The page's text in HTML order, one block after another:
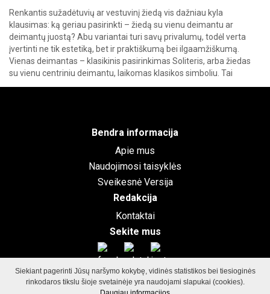
Renkantis sužadėtuvių ar vestuvinį žiedą vis dažniau kyla
klausimas: ką geriau pasirinkti – žiedą su vienu deimantu ar
deimantų juostą? Abu variantai turi savų privalumų, todėl verta
įvertinti ne tik estetiką, bet ir praktiškumą bei ilgaamžiškumą.
Vienas deimantas – klasikinis pasirinkimas Soliteris, arba žiedas
su vienu centriniu deimantu, laikomas klasikos simboliu. Tai
paprastas, bet įspūdingas […]
Bendra informacija
Apie mus
Naudojimosi taisyklės
Sveikesnė Versija
Redakcija
Kontaktai
Sekite mus
©2026GamtosGrozioFormule.lt Visos teisės saugomos.Svetainių
Siekiant pagerinti Jūsų naršymo kokybę, vidinės statistikos bei tiesioginės
rinkodaros tikslu šioje svetainėje yra naudojami slapukai (cookies).